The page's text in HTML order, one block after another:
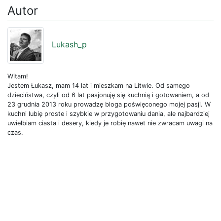
Autor
Lukash_p
Witam!
Jestem Łukasz, mam 14 lat i mieszkam na Litwie. Od samego
dzieciństwa, czyli od 6 lat pasjonuję się kuchnią i gotowaniem, a od
23 grudnia 2013 roku prowadzę bloga poświęconego mojej pasji. W
kuchni lubię proste i szybkie w przygotowaniu dania, ale najbardziej
uwielbiam ciasta i desery, kiedy je robię nawet nie zwracam uwagi na
czas.